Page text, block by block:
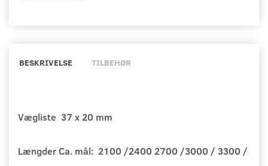
BESKRIVELSE TILBEHØR
Vægliste 37 x 20 mm
Længder Ca. mål: 2100 /2400 2700 /3000 / 3300 /